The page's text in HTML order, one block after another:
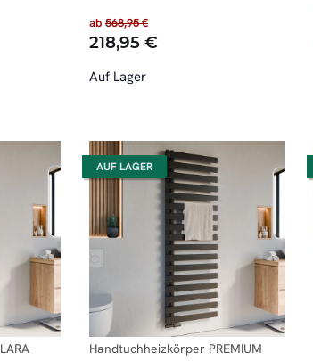
ab 568,95 €
218,95 €
Auf Lager
AUF LAGER
Handtuchheizkörper PREMIUM